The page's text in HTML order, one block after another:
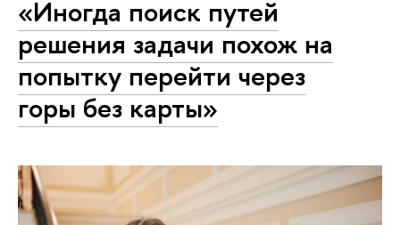
«Иногда поиск путей
решения задачи похож на
попытку перейти через
горы без карты»